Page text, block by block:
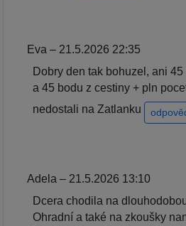
Eva – 21.5.2026 22:35
Dobry den tak bohuzel, ani
a 45 bodu z cestiny + pln
nedostali na Zatlanku
Adela – 21.5.2026 13:10
Dcera chodila na
Ohradní a také na zkoušky